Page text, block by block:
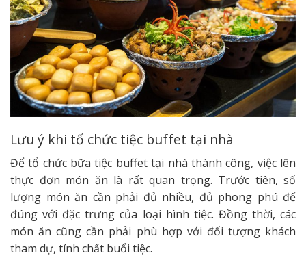
Lưu ý khi tổ chức tiệc buffet tại nhà
Để tổ chức bữa tiệc buffet tại nhà thành công, việc lên
thực đơn món ăn là rất quan trọng. Trước tiên, số
lượng món ăn cần phải đủ nhiều, đủ phong phú để
đúng với đặc trưng của loại hình tiệc. Đồng thời, các
món ăn cũng cần phải phù hợp với đối tượng khách
tham dự, tính chất buổi tiệc.